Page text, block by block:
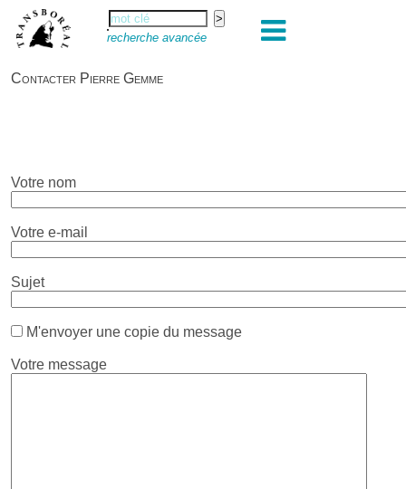
recherche avancée
Contacter Pierre Gemme
Votre nom
Votre e-mail
Sujet
M'envoyer une copie du message
Votre message